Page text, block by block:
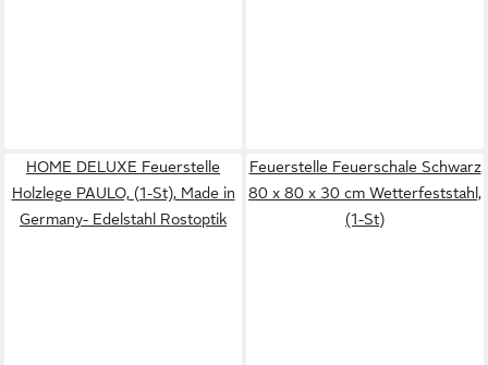
HOME DELUXE Feuerstelle
Holzlege PAULO, (1-St), Made in
Germany- Edelstahl Rostoptik
Feuerstelle Feuerschale Schwarz
80 x 80 x 30 cm Wetterfeststahl,
(1-St)